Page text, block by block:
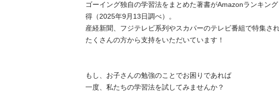
ゴーイング独自の学習法をまとめた著書がAmazonランキン
得（2025年9月13日調べ）。
産経新聞、フジテレビ系列やスカパーのテレビ番組で特集され
たくさんの方から支持をいただいています！
もし、お子さんの勉強のことでお困りであれば
一度、私たちの学習法を試してみませんか？